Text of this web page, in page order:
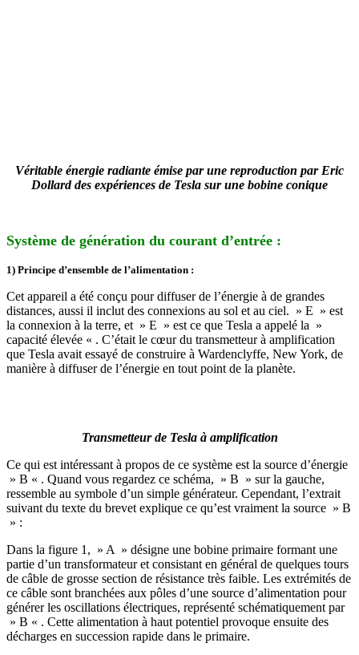
Véritable énergie radiante émise par une reproduction par Eric
Dollard des expériences de Tesla sur une bobine conique
Système de génération du courant d’entrée :
1) Principe d’ensemble de l’alimentation :
Cet appareil a été conçu pour diffuser de l’énergie à de grandes
distances, aussi il inclut des connexions au sol et au ciel. » E » est
la connexion à la terre, et » E » est ce que Tesla a appelé la »
capacité élevée « . C’était le cœur du transmetteur à amplification
que Tesla avait essayé de construire à Wardenclyffe, New York, de
manière à diffuser de l’énergie en tout point de la planète.
Transmetteur de Tesla à amplification
Ce qui est intéressant à propos de ce système est la source d’énergie
» B « . Quand vous regardez ce schéma, » B » sur la gauche,
ressemble au symbole d’un simple générateur. Cependant, l’extrait
suivant du texte du brevet explique ce qu’est vraiment la source » B
» :
Dans la figure 1, » A » désigne une bobine primaire formant une
partie d’un transformateur et consistant en général de quelques tours
de câble de grosse section de résistance très faible. Les extrémités de
ce câble sont branchées aux pôles d’une source d’alimentation pour
générer les oscillations électriques, représenté schématiquement par
» B « . Cette alimentation à haut potentiel provoque ensuite des
décharges en succession rapide dans le primaire.